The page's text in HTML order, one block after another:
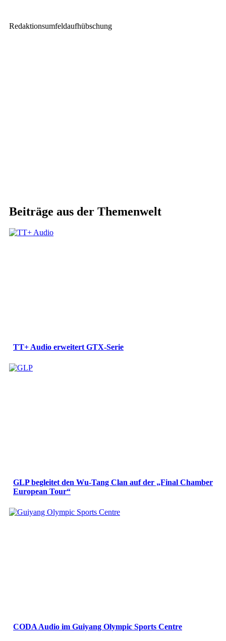
Redaktionsumfeldaufhübschung
Beiträge aus der Themenwelt
TT+ Audio erweitert GTX-Serie
GLP begleitet den Wu-Tang Clan auf der „Final Chamber
European Tour“
CODA Audio im Guiyang Olympic Sports Centre